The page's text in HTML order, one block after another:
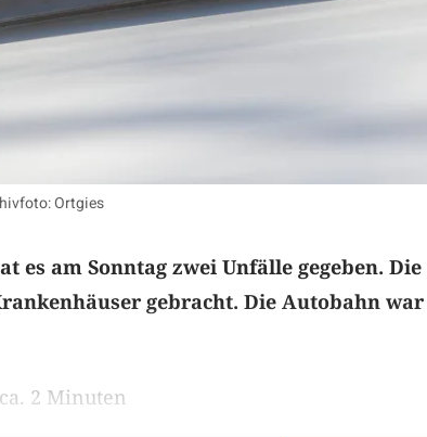
Ortgies
es am Sonntag zwei Unfälle gegeben. Die
gebracht. Die Autobahn war
2 Minuten